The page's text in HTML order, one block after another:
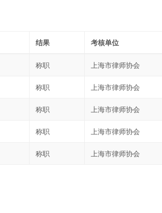
结果 考核单位
称职 上海市律师协会
称职 上海市律师协会
称职 上海市律师协会
称职 上海市律师协会
称职 上海市律师协会